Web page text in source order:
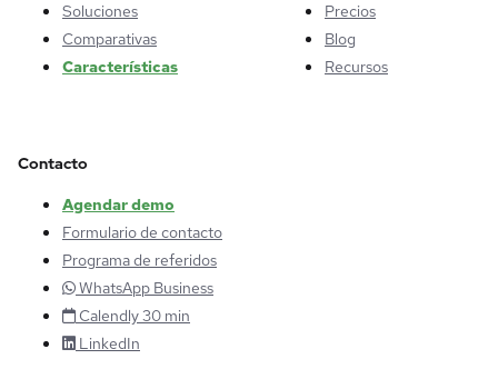
Soluciones
Comparativas
Características
Precios
Blog
Recursos
Contacto
Agendar demo
Formulario de contacto
Programa de referidos
WhatsApp Business
Calendly 30 min
LinkedIn